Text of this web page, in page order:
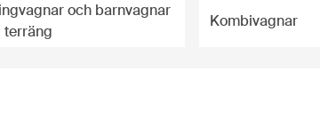
och barnvagnar
terräng
Kombivagnar